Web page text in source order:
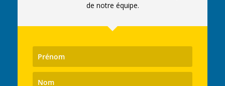
de notre équipe.